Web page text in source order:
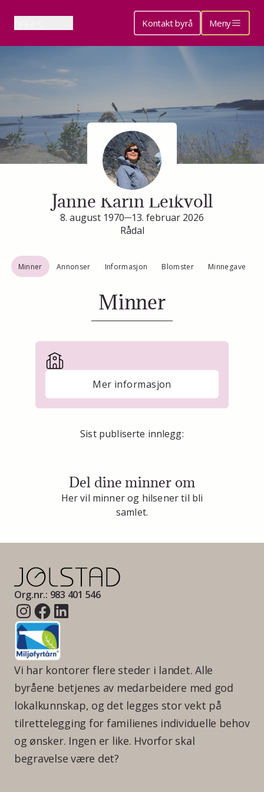
Kontakt byrå Meny
Minneside for
Janne Karin Leikvoll
8. august 1970
13. februar 2026
Rådal
Minner Annonser Informasjon Blomster Minnegave
Minner
Mer informasjon
Sist publiserte innlegg:
Del dine minner om
Her vil minner og hilsener til bli
samlet.
Org.nr.: 983 401 546
Vi har kontorer flere steder i landet. Alle
byråene betjenes av medarbeidere med god
lokalkunnskap, og det legges stor vekt på
tilrettelegging for familienes individuelle behov
og ønsker. Ingen er like. Hvorfor skal
begravelse være det?